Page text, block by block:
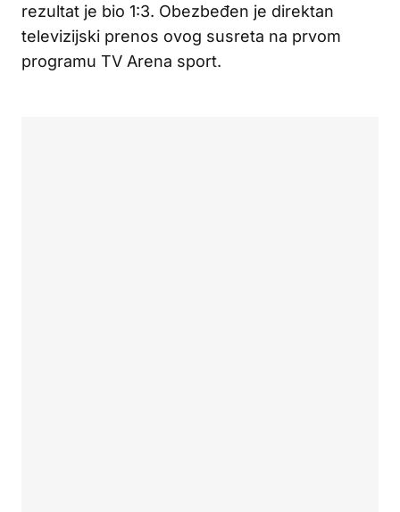
rezultat je bio 1:3. Obezbeđen je direktan
televizijski prenos ovog susreta na prvom
programu TV Arena sport.